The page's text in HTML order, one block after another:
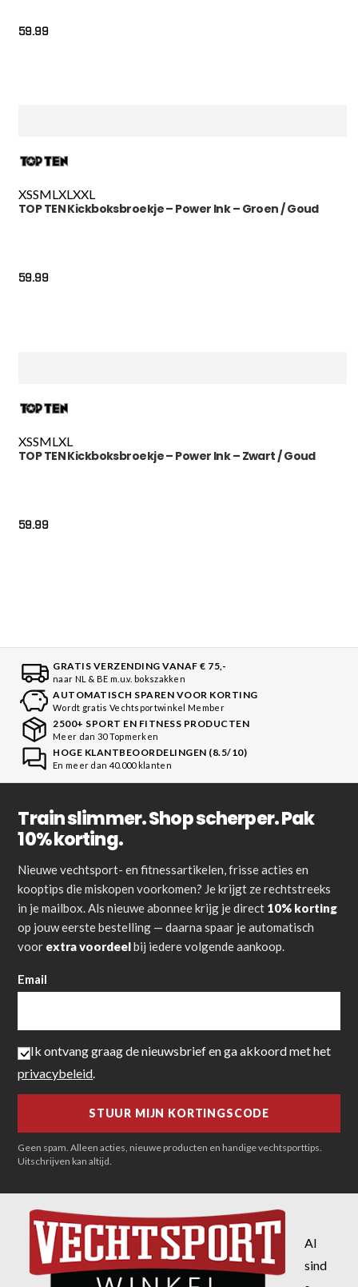
59.99
XSSMLXLXXL
TOP TEN Kickboksbroekje – Power Ink – Groen / Goud
59.99
XSSML XL
TOP TEN Kickboksbroekje – Power Ink – Zwart / Goud
59.99
GRATIS VERZENDING VANAF € 75,-
naar NL & BE m.u.v. bokszakken
AUTOMATISCH SPAREN VOOR KORTING
Wordt gratis Vechtsportwinkel Member
2500+ SPORT EN FITNESS PRODUCTEN
Meer dan 30 Topmerken
HOGE KLANTBEOORDELINGEN (8.5/10)
En meer dan 40.000 klanten
Train slimmer. Shop scherper. Pak
10% korting.
Nieuwe vechtsport- en fitnessartikelen, frisse acties en
kooptips die miskopen voorkomen? Je krijgt ze rechtstreeks
in je mailbox. Als nieuwe abonnee krijg je direct 10% korting
op jouw eerste bestelling — daarna spaar je automatisch
voor extra voordeelbij iedere volgende aankoop.
Email
Ik ontvang graag de nieuwsbrief en ga akkoord met het
privacybeleid
Geen spam. Alleen acties, nieuwe producten en handige vechtsporttips.
Uitschrijven kan altijd.
Al
sind